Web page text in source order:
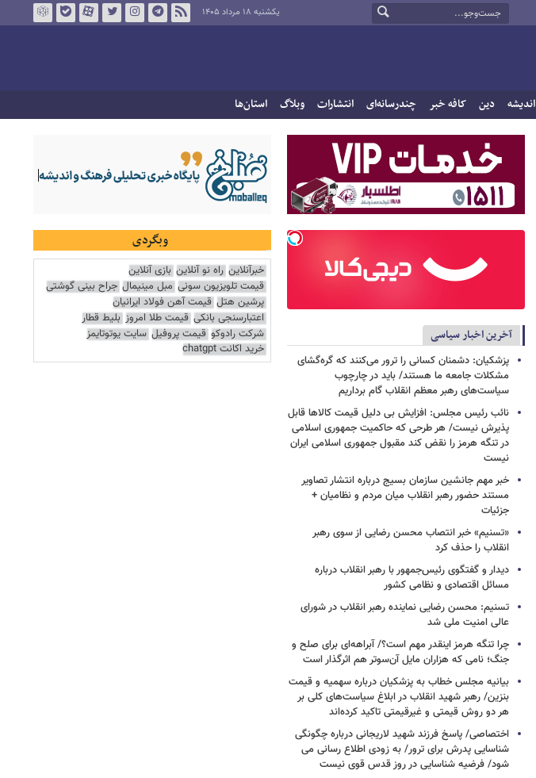
یکشنبه ۱۸ مرداد ۱۴۰۵
اندیشه دین کافه خبر چندرسانه‌ای انتشارات وبلاگ استان‌ها
آخرین اخبار سیاسی
پزشکیان: دشمنان کسانی را ترور می‌کنند که گره‌گشای
مشکلات جامعه ما هستند/ باید در چارچوب
سیاست‌های رهبر معظم انقلاب گام برداریم
نائب رئیس مجلس: افزایش بی دلیل قیمت کالاها قابل
پذیرش نیست/ هر طرحی که حاکمیت جمهوری اسلامی
در تنگه هرمز را نقض کند مقبول جمهوری اسلامی ایران
نیست
خبر مهم جانشین سازمان بسیج درباره انتشار تصاویر
مستند حضور رهبر انقلاب میان مردم و نظامیان +
جزئیات
«تسنیم» خبر انتصاب محسن رضایی از سوی رهبر
انقلاب را حذف کرد
دیدار و گفتگوی رئیس‌جمهور با رهبر انقلاب درباره
مسائل اقتصادی و نظامی کشور
تسنیم: محسن رضایی نماینده رهبر انقلاب در شورای
عالی امنیت ملی شد
چرا تنگه هرمز اینقدر مهم است؟/ آبراهه‌ای برای صلح و
جنگ؛ نامی که هزاران مایل آن‌سوتر هم اثرگذار است
بیانیه مجلس خطاب به پزشکیان درباره سهمیه و قیمت
بنزین/ رهبر شهید انقلاب در ابلاغ سیاست‌های کلی بر
هر دو روش قیمتی و غیرقیمتی تاکید کرده‌اند
اختصاصی/ پاسخ فرزند شهید لاریجانی درباره چگونگی
شناسایی پدرش برای ترور/ به زودی اطلاع رسانی می
شود/ فرضیه شناسایی در روز قدس قوی نیست
وبگردی
خبرآنلاین راه نو آنلاین بازی آنلاین
قیمت تلویزیون سونی مبل مینیمال جراح بینی گوشتی
پرشین هتل قیمت آهن فولاد ایرانیان
اعتبارسنجی بانکی قیمت طلا امروز بلیط قطار
شرکت رادوکو قیمت پروفیل سایت یوتوتایمز
خرید اکانت chatgpt